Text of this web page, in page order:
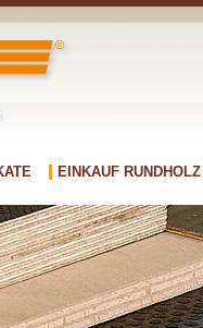
EINKAUF RUNDHOLZ